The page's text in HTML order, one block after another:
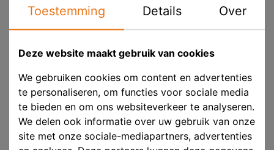
Product ID
CAR 1066/1
Eenheid
p/st
Kleur
Goud
Toestemming Details Over
Deze website maakt gebruik van cookies
We gebruiken cookies om content en advertenties
te personaliseren, om functies voor sociale media
te bieden en om ons websiteverkeer te analyseren.
We delen ook informatie over uw gebruik van onze
site met onze sociale-mediapartners, advertenties